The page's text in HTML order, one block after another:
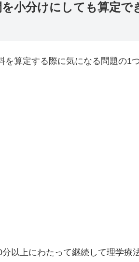
小分けにしても算定で
算定する際に気になる問題の1
以上にわたって継続して理学療